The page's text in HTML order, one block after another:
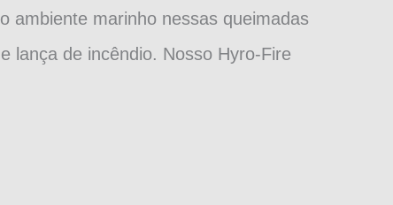
ambiente marinho nessas queimadas
lança de incêndio. Nosso Hyro-Fire